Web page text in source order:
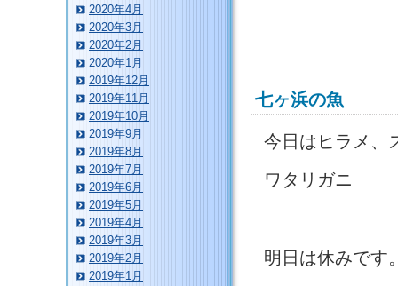
七ヶ浜の魚
今日はヒラメ、
ワタリガニ
明日は休みです
2020年4月
2020年3月
2020年2月
2020年1月
2019年12月
2019年11月
2019年10月
2019年9月
2019年8月
2019年7月
2019年6月
2019年5月
2019年4月
2019年3月
2019年2月
2019年1月